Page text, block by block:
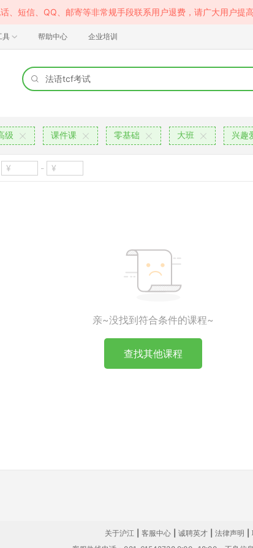
、短信、QQ、邮寄等非常规手段联系用户退费，请广大用户提
具 帮助中心 企业培训
级 课件课 零基础 大班 兴趣
-
亲~没找到符合条件的课程~
查找其他课程
关于沪江 客服中心 诚聘英才 法律声明